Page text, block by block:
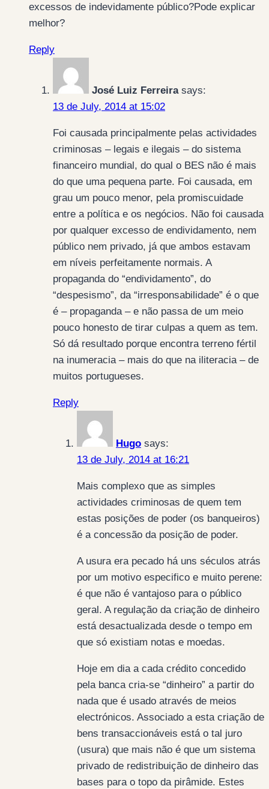
excessos de indevidamente público?Pode explicar
melhor?
Reply
José Luiz Ferreira says:
13 de July, 2014 at 15:02
Foi causada principalmente pelas actividades
criminosas – legais e ilegais – do sistema
financeiro mundial, do qual o BES não é mais
do que uma pequena parte. Foi causada, em
grau um pouco menor, pela promiscuidade
entre a política e os negócios. Não foi causada
por qualquer excesso de endividamento, nem
público nem privado, já que ambos estavam
em níveis perfeitamente normais. A
propaganda do “endividamento”, do
“despesismo”, da “irresponsabilidade” é o que
é – propaganda – e não passa de um meio
pouco honesto de tirar culpas a quem as tem.
Só dá resultado porque encontra terreno fértil
na inumeracia – mais do que na iliteracia – de
muitos portugueses.
Reply
Hugo says:
13 de July, 2014 at 16:21
Mais complexo que as simples
actividades criminosas de quem tem
estas posições de poder (os banqueiros)
é a concessão da posição de poder.
A usura era pecado há uns séculos atrás
por um motivo especifico e muito perene:
é que não é vantajoso para o público
geral. A regulação da criação de dinheiro
está desactualizada desde o tempo em
que só existiam notas e moedas.
Hoje em dia a cada crédito concedido
pela banca cria-se “dinheiro” a partir do
nada que é usado através de meios
electrónicos. Associado a esta criação de
bens transaccionáveis está o tal juro
(usura) que mais não é que um sistema
privado de redistribuição de dinheiro das
bases para o topo da pirâmide. Estes